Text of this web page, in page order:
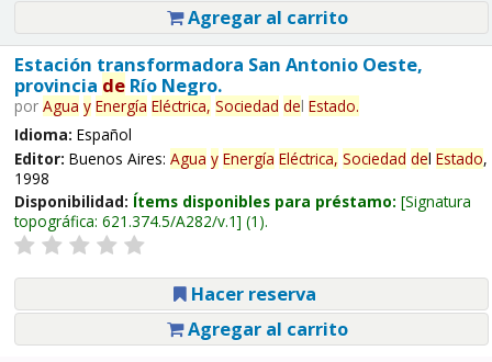
Agregar al carrito
Estación transformadora San Antonio Oeste,
provincia deRío Negro.
por Agua y Energía Eléctrica, Sociedad del Estado.
Idioma: Español
Editor: Buenos Aires: Agua y Energía Eléctrica, Sociedad del Estado,
1998
Disponibilidad: Ítems disponibles para préstamo: Signatura
topográfica: 621.374.5/A282/v.1 (1).
Hacer reserva
Agregar al carrito